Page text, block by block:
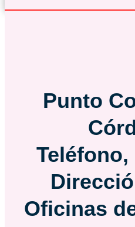
Punto
Oficinas